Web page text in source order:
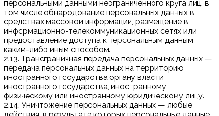
персональными данными неограниченного круга лиц, в
том числе обнародование персональных данных в
средствах массовой информации, размещение в
информационно-телекоммуникационных сетях или
предоставление доступа к персональным данным
каким-либо иным способом.
2.13. Трансграничная передача персональных данных —
передача персональных данных на территорию
иностранного государства органу власти
иностранного государства, иностранному
физическому или иностранному юридическому лицу.
2.14. Уничтожение персональных данных — любые